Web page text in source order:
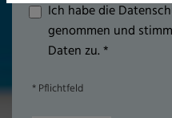
Ich habe die
genommen und
Daten zu. *
* Pflichtfeld